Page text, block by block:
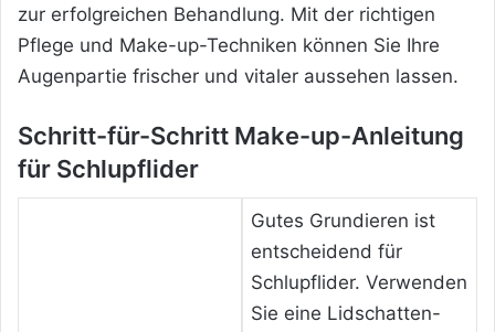
zur erfolgreichen Behandlung. Mit der richtigen
Pflege und Make-up-Techniken können Sie Ihre
Augenpartie frischer und vitaler aussehen lassen.
Schritt-für-Schritt Make-up-Anleitung
für Schlupflider
Gutes Grundieren ist
entscheidend für
Schlupflider. Verwenden
Sie eine Lidschatten-